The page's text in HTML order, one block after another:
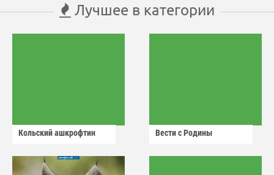
Лучшее в категории
Кольский ашкрофтин Вести с Родины